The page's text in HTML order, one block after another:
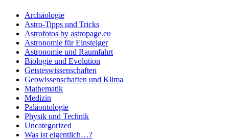
Archäologie
Astro-Tipps und Tricks
Astrofotos by astropage.eu
Astronomie für Einsteiger
Astronomie und Raumfahrt
Biologie und Evolution
Geisteswissenschaften
Geowissenschaften und Klima
Mathematik
Medizin
Paläontologie
Physik und Technik
Uncategorized
Was ist eigentlich…?